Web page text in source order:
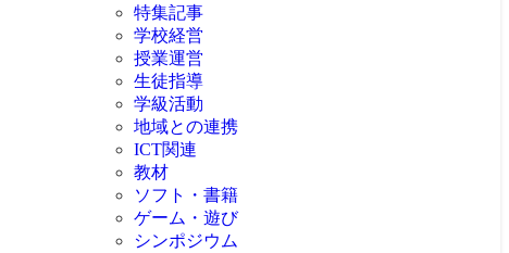
特集記事
学校経営
授業運営
生徒指導
学級活動
地域との連携
ICT関連
教材
ソフト・書籍
ゲーム・遊び
シンポジウム